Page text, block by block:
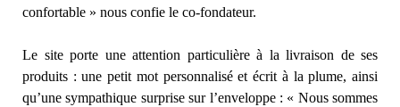
confortable » nous confie le co-fondateur.
Le site porte une attention particulière à la livraison de ses
produits : une petit mot personnalisé et écrit à la plume, ainsi
qu’une sympathique surprise sur l’enveloppe : « Nous sommes